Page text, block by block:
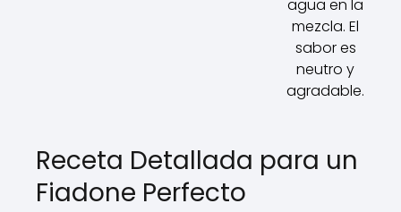
agua en la
mezcla. El
sabor es
neutro y
agradable.
Receta Detallada para un
Fiadone Perfecto